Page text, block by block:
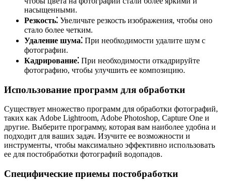
насыщенными.
Резкость⁚ Увеличьте резкость изображения, чтобы оно
стало более четким.
Удаление шума⁚ При необходимости удалите шум с
фотографии.
Кадрирование⁚ При необходимости откадрируйте
фотографию, чтобы улучшить ее композицию.
Использование программ для обработки
Существует множество программ для обработки фотографий,
таких как Adobe Lightroom, Adobe Photoshop, Capture One и
другие. Выберите программу, которая вам наиболее удобна и
подходит для ваших задач. Изучите ее возможности и
инструменты, чтобы максимально эффективно использовать
ее для постобработки фотографий водопадов.
Специфические приемы постобработки